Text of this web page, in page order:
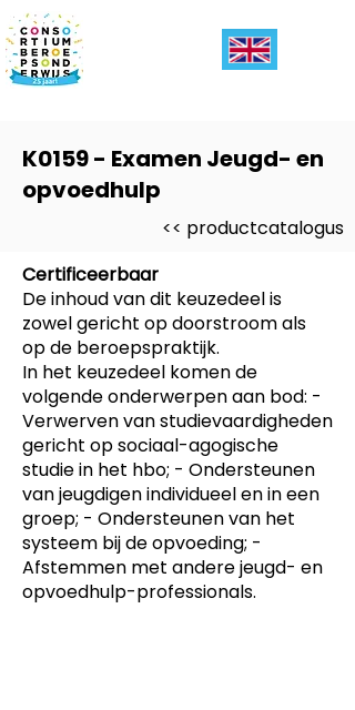
K0159 - Examen Jeugd- en
opvoedhulp
<< productcatalogus
Certificeerbaar
De inhoud van dit keuzedeel is
zowel gericht op doorstroom als
op de beroepspraktijk.
In het keuzedeel komen de
volgende onderwerpen aan bod: -
Verwerven van studievaardigheden
gericht op sociaal-agogische
studie in het hbo; - Ondersteunen
van jeugdigen individueel en in een
groep; - Ondersteunen van het
systeem bij de opvoeding; -
Afstemmen met andere jeugd- en
opvoedhulp-professionals.